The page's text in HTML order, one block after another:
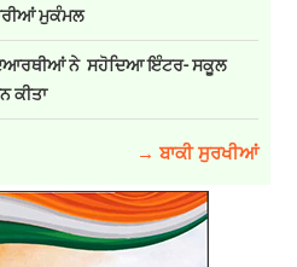
ਮੁਕੰਮਲ
ਨੇ ਸਹੋਦਿਆ ਇੰਟਰ- ਸਕੂਲ
ਕੀਤਾ
→ ਬਾਕੀ ਸੁਰਖੀਆਂ